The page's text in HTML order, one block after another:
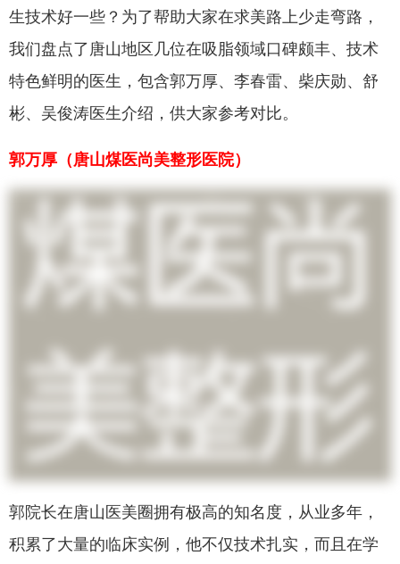
生技术好一些？为了帮助大家在求美路上少走弯路，
我们盘点了唐山地区几位在吸脂领域口碑颇丰、技术
特色鲜明的医生，包含郭万厚、李春雷、柴庆勋、舒
彬、吴俊涛医生介绍，供大家参考对比。
郭万厚（唐山煤医尚美整形医院）
郭院长在唐山医美圈拥有极高的知名度，从业多年，
积累了大量的临床实例，他不仅技术扎实，而且在学